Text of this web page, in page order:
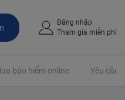
Đăng nhập
Tham gia miễn phí
bảo hiểm online Yêu cầu